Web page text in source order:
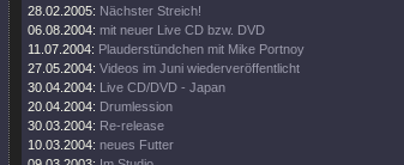
28.02.2005: Nächster Streich!
06.08.2004: mit neuer Live CD bzw. DVD
11.07.2004: Plauderstündchen mit Mike Portnoy
27.05.2004: Videos im Juni wiederveröffentlicht
30.04.2004: Live CD/DVD - Japan
20.04.2004: Drumlession
30.03.2004: Re-release
10.03.2004: neues Futter